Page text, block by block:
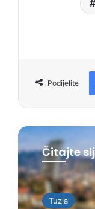
Podijelite
Čitajte
Tuzla